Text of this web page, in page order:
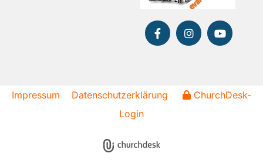
Impressum Datenschutzerklärung
ChurchDesk-
Login